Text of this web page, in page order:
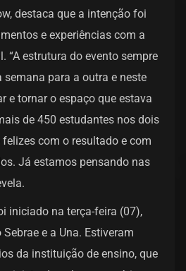
destaca que a intenção foi
e experiências com a
“A estrutura do evento sempre
para a outra e neste
e tornar o espaço que estava
de 450 estudantes nos dois
com o resultado e com
Já estamos pensando nas
iniciado na terça-feira (07),
e a Una. Estiveram
da instituição de ensino, que